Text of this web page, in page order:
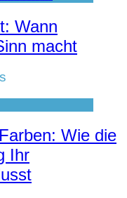
Wann
macht
Wie die
Ihr